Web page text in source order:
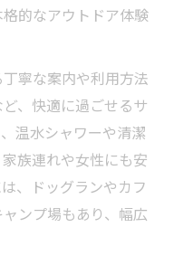
的なアウトドア体験
寧な案内や利用方法
、快適に過ごせるサ
温水シャワーや清潔
族連れや女性にも安
、ドッグランやカフ
ンプ場もあり、幅広